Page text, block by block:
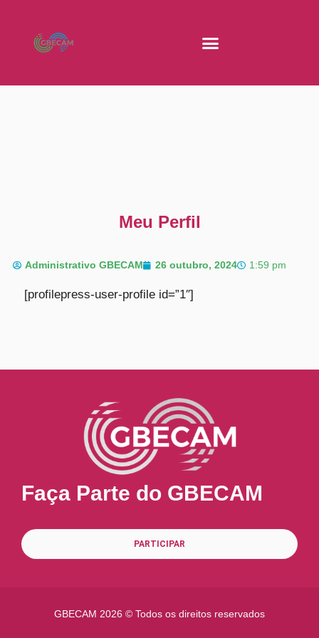
Meu Perfil
Administrativo GBECAM 26 outubro, 2024 1:59 pm
[profilepress-user-profile id=”1″]
Faça Parte do GBECAM
PARTICIPAR
GBECAM 2026 © Todos os direitos reservados